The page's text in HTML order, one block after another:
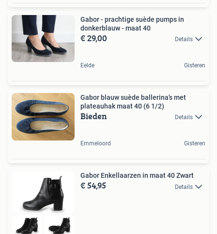
Gabor - prachtige suède pumps in
donkerblauw - maat 40
€ 29,00 Details
Eelde Gisteren
Gabor blauw suède ballerina's met
plateauhak maat 40 (6 1/2)
Bieden Details
Emmeloord Gisteren
Gabor Enkellaarzen in maat 40 Zwart
€ 54,95 Details